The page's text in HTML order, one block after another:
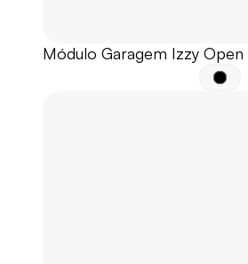
Módulo Garagem Izzy